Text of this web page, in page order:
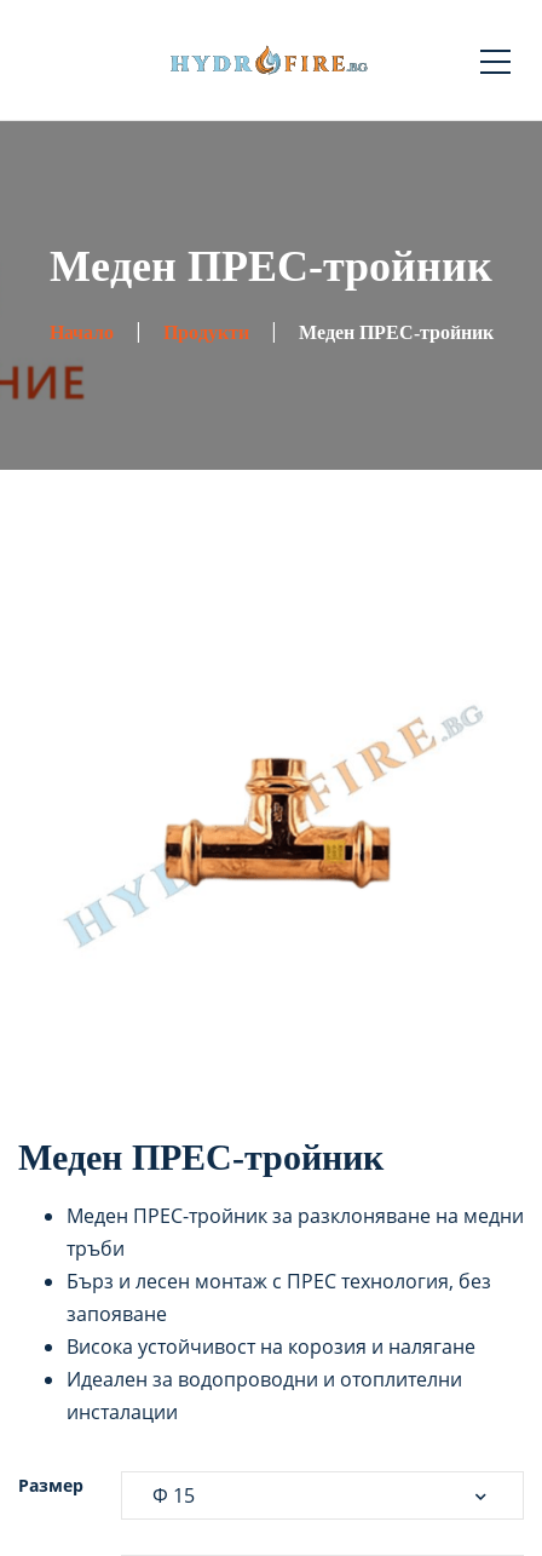
Меден ПРЕС-тройник
Начало Продукти Меден ПРЕС-тройник
Меден ПРЕС-тройник
Меден ПРЕС-тройник за разклоняване на медни
тръби
Бърз и лесен монтаж с ПРЕС технология, без
запояване
Висока устойчивост на корозия и налягане
Идеален за водопроводни и отоплителни
инсталации
Размер